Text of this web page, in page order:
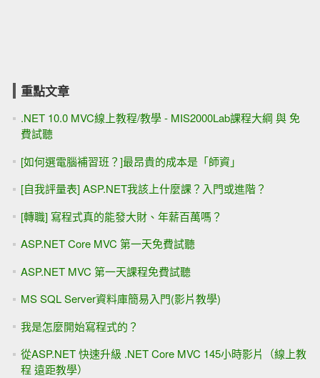
重點文章
.NET 10.0 MVC線上教程/教學 - MIS2000Lab課程大綱 與 免
費試聽
[如何選電腦補習班？]最昂貴的成本是「師資」
[自我評量表] ASP.NET我該上什麼課？入門或進階？
[轉職] 寫程式真的能發大財、年薪百萬嗎？
ASP.NET Core MVC 第一天免費試聽
ASP.NET MVC 第一天課程免費試聽
MS SQL Server資料庫簡易入門(影片教學)
我是怎麼開始寫程式的？
從ASP.NET 快速升級 .NET Core MVC 145小時影片（線上教
程 遠距教學）